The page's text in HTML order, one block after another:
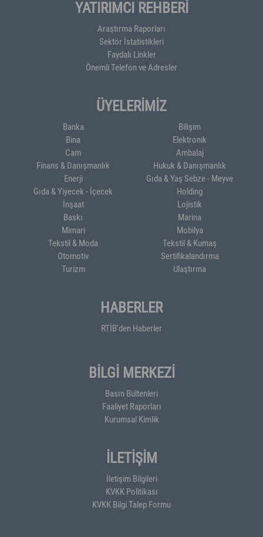
YATIRIMCI REHBERİ
Araştırma Raporları
Sektör İstatistikleri
Faydalı Linkler
Önemli Telefon ve Adresler
ÜYELERİMİZ
Banka
Bilişim
Bina
Elektronik
Cam
Ambalaj
Finans & Danışmanlık
Hukuk & Danışmanlık
Enerji
Gıda & Yaş Sebze - Meyve
Gıda & Yiyecek - İçecek
Holding
İnşaat
Lojistik
Baskı
Marina
Mimari
Mobilya
Tekstil & Moda
Tekstil & Kumaş
Otomotiv
Sertifikalandırma
Turizm
Ulaştırma
HABERLER
RTİB'den Haberler
BİLGİ MERKEZİ
Basın Bültenleri
Faaliyet Raporları
Kurumsal Kimlik
İLETİŞİM
İletişim Bilgileri
KVKK Politikası
KVKK Bilgi Talep Formu